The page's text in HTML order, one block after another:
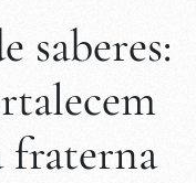
saberes:
fraterna